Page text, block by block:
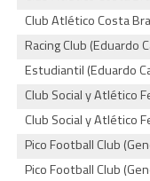
Club Atlético Costa
Racing Club (Eduardo
Estudiantil (Eduardo
Club Social y Atlético
Club Social y Atlético
Pico Football Club
Pico Football Club